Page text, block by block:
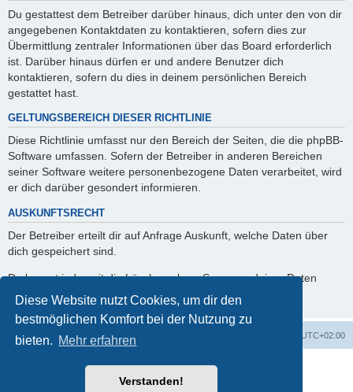
Diese Website nutzt Cookies, um dir den
bestmöglichen Komfort bei der Nutzung zu
bieten. Mehr erfahren
Verstanden!
Du gestattest dem Betreiber darüber hinaus, dich unter den von dir
angegebenen Kontaktdaten zu kontaktieren, sofern dies zur
Übermittlung zentraler Informationen über das Board erforderlich
ist. Darüber hinaus dürfen er und andere Benutzer dich
kontaktieren, sofern du dies in deinem persönlichen Bereich
gestattet hast.
GELTUNGSBEREICH DIESER RICHTLINIE
Diese Richtlinie umfasst nur den Bereich der Seiten, die die phpBB-
Software umfassen. Sofern der Betreiber in anderen Bereichen
seiner Software weitere personenbezogene Daten verarbeitet, wird
er dich darüber gesondert informieren.
AUSKUNFTSRECHT
Der Betreiber erteilt dir auf Anfrage Auskunft, welche Daten über
dich gespeichert sind.
Du kannst jederzeit die Löschung bzw. Sperrung deiner Daten
verlangen. Kontaktiere hierzu bitte den Betreiber.
Foren-Übersicht UTC+02:00
Powered byphpBB® Forum Software © phpBB Limited